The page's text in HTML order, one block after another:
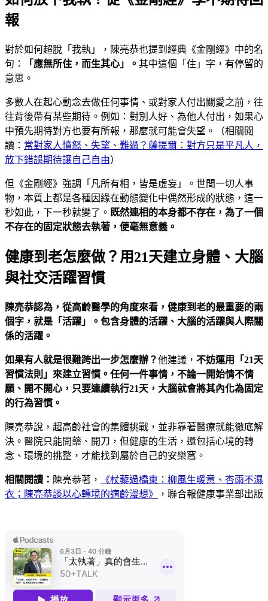
報
對於如何超脫「我執」，陳亮恭也提到經典《金剛經》中的名
句：
「應無所住，而生其心」。 其中這個「住」字，有停留的
意思。
多數人在起心動念去做任何事情、或對家人付出關愛之前，往
往背後帶有某些期待。例如：對別人好、為他人付出，如果心
中預先期待對方也要有所報，那麼就可能會失望。（相關閱
讀： 常對家人憤怒、失望、難過？薩提爾：對方只是平凡人，
放下錯誤期待讓自己自由）
但《金剛經》強調「凡所有相，皆是虛妄」。世間一切人事
物，本質上都是各種因緣在動態變化中偶然形成的狀態，這一
秒如此，下一秒就變了。 既然連相的本身都不存在，為了一個
不存在的固定狀態去執著，便毫無意義。
健康到老怎麼做？用21天建立身體、大腦
與社交活躍習慣
陳亮恭認為，從高齡醫學的角度來看，健康到老的最重要的兩
個字，就是「活躍」。包含身體的活躍、大腦的活躍與人際關
係的活躍。
如果有人就是很難跨出一步怎麼辦？他建議， 不妨運用「21天
習慣法則」來建立習慣。任何一件事情，不論一開始情不情
願、開不開心，只要連續執行21天，大腦就會將其內化為固定
的行為習慣。
陳亮恭說，超高齡社會的集體挑戰，並非靠著醫療就能徹底解
決。醫院只能開藥、開刀，但健康的生活，還包括心境的轉
念、環境的挑整，才能找到屬於自己的安樂窩。
相關 閱讀： 陳亮恭著，
《杖藜過橋東：柳風生暖意、杏雨不濕
衣；陳亮恭談以心轉境的適齡漫想》
，聯合報健康事業部出版